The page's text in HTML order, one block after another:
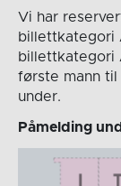
Vi har
billettkategori
billettkategori
første mann
under.
Påmelding